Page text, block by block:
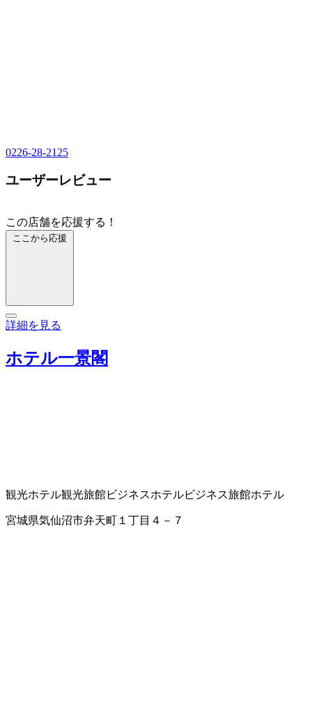
0226-28-2125
ユーザーレビュー
この店舗を応援する！
ここから応援
詳細を見る
ホテル一景閣
観光ホテル観光旅館ビジネスホテルビジネス旅館ホテル
宮城県気仙沼市弁天町１丁目４－７